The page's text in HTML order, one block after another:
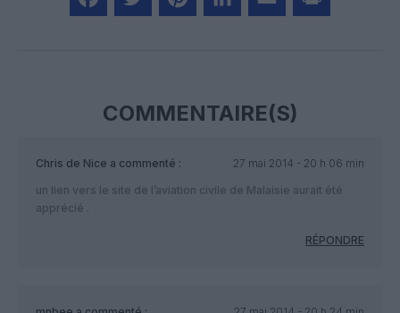
COMMENTAIRE(S)
Chris de Nice a commenté :
27 mai 2014 - 20 h 06 min
un lien vers le site de l’aviation civile de Malaisie aurait été
apprécié .
RÉPONDRE